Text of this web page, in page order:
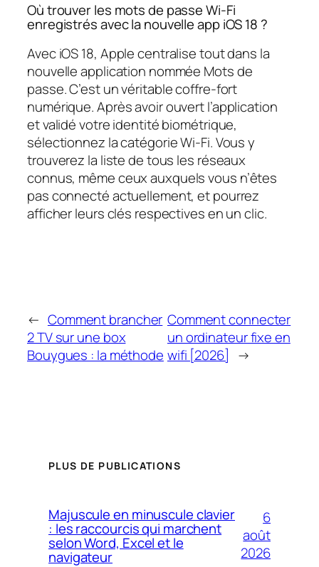
Où trouver les mots de passe Wi-Fi
enregistrés avec la nouvelle app iOS 18 ?
Avec iOS 18, Apple centralise tout dans la
nouvelle application nommée Mots de
passe. C’est un véritable coffre-fort
numérique. Après avoir ouvert l’application
et validé votre identité biométrique,
sélectionnez la catégorie Wi-Fi. Vous y
trouverez la liste de tous les réseaux
connus, même ceux auxquels vous n’êtes
pas connecté actuellement, et pourrez
afficher leurs clés respectives en un clic.
← Comment brancher
2 TV sur une box
Bouygues : la méthode
Comment connecter
un ordinateur fixe en
wifi [2026] →
PLUS DE PUBLICATIONS
Majuscule en minuscule clavier
: les raccourcis qui marchent
selon Word, Excel et le
navigateur
6
août
2026